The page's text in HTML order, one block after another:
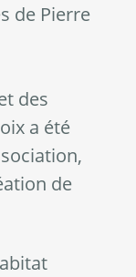
de Pierre
des
a été
de